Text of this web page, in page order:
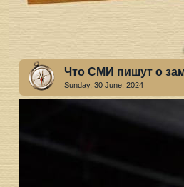
Что СМИ пишут о
Sunday, 30 June. 2024